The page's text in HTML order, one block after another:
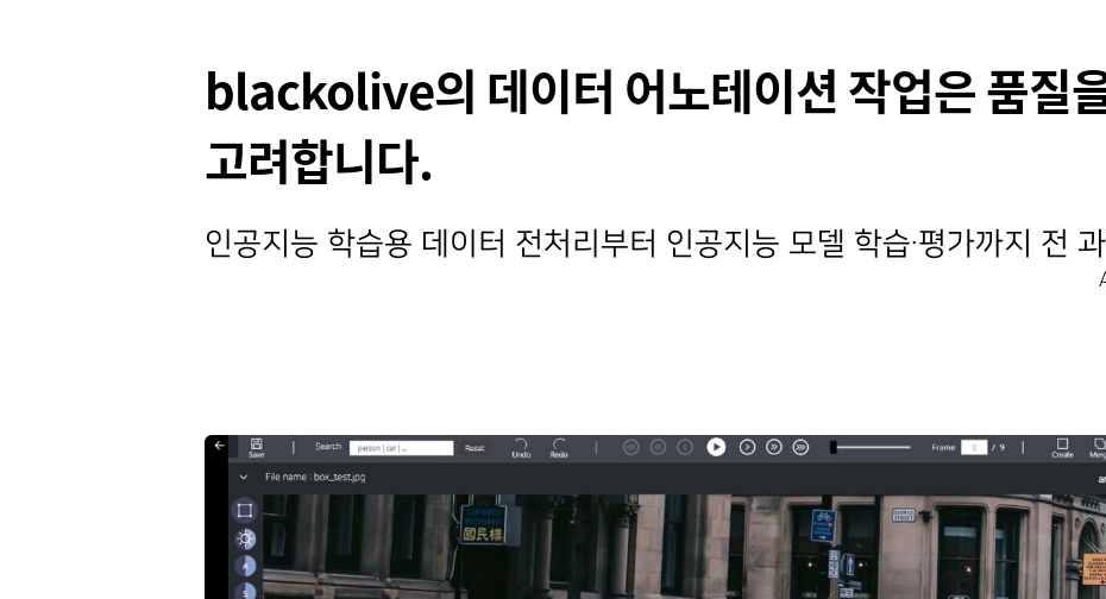
blackolive의 데이터 어노테이션 작업은 품질
고려합니다.
인공지능 학습용 데이터 전처리부터 인공지능 모델 학습·평가까지 전